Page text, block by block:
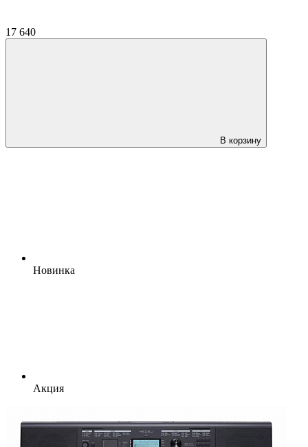
17 640
В корзину
Новинка
Акция